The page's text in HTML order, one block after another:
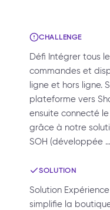
CHALLENGE
Défi Intégrer tous
commandes et
ligne et hors ligne.
plateforme vers
ensuite connecté
grâce à notre
SOH (développée …
SOLUTION
Solution
simplifie la